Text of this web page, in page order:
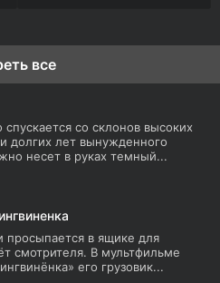
все
со склонов высоких
долгих лет вынужденного
несет в руках темный...
просыпается в ящике для
смотрителя. В мультфильме
его грузовик...